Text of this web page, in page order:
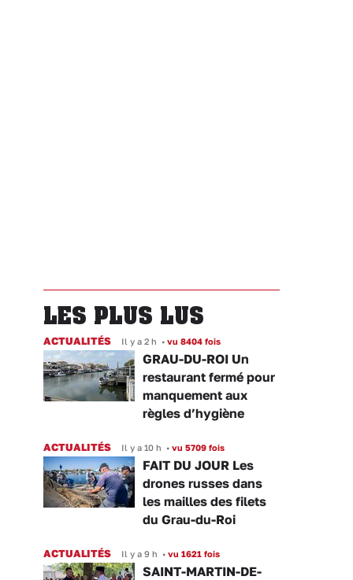
LES PLUS LUS
ACTUALITÉS Il y a 2 h • vu 8404 fois
GRAU-DU-ROI Un
restaurant fermé pour
manquement aux
règles d’hygiène
ACTUALITÉS Il y a 10 h • vu 5709 fois
FAIT DU JOUR Les
drones russes dans
les mailles des filets
du Grau-du-Roi
ACTUALITÉS Il y a 9 h • vu 1621 fois
SAINT-MARTIN-DE-